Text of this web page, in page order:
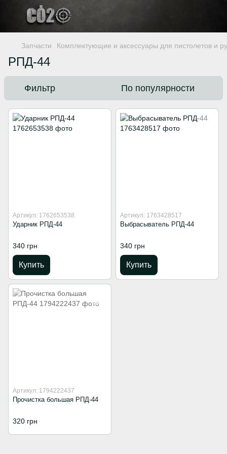
Запчасти Комплектующие и аксессуары для пистолетов и
РПД-44
Фильтр По популярности
Артикул: 1762653538
Ударник РПД-44
340 грн
Купить
Артикул: 1763428517
Выбрасыватель РПД-44
340 грн
Купить
Артикул: 1794222437
Прочистка большая РПД-44
320 грн